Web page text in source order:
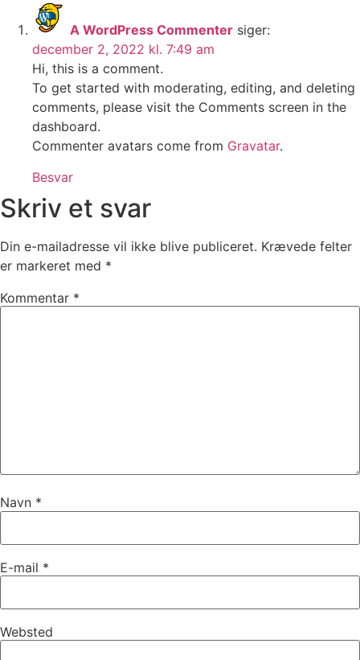
A WordPress Commenter siger:
december 2, 2022 kl. 7:49 am
Hi, this is a comment.
To get started with moderating, editing, and deleting
comments, please visit the Comments screen in the
dashboard.
Commenter avatars come from Gravatar.
Besvar
Skriv et svar
Din e-mailadresse vil ikke blive publiceret. Krævede felter
er markeret med *
Kommentar *
Navn *
E-mail *
Websted